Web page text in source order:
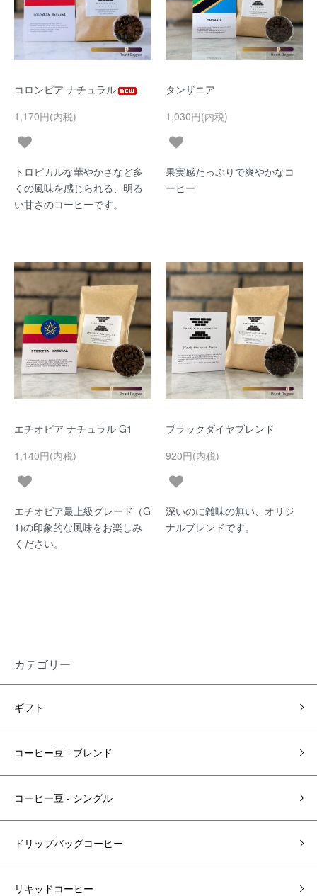
コロンビア ナチュラル
1,170円(内税)
トロピカルな華やかさなど多
くの風味を感じられる、明る
い甘さのコーヒーです。
タンザニア
1,030円(内税)
果実感たっぷりで爽やかなコ
ーヒー
エチオピア ナチュラル G1
1,140円(内税)
エチオピア最上級グレード（G
1)の印象的な風味をお楽しみ
ください。
ブラックダイヤブレンド
920円(内税)
深いのに雑味の無い、オリジ
ナルブレンドです。
カテゴリー
ギフト
コーヒー豆 - ブレンド
コーヒー豆 ‐ シングル
ドリップバッグコーヒー
リキッドコーヒー